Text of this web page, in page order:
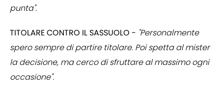
punta".
TITOLARE CONTRO IL SASSUOLO - "Personalmente
spero sempre di partire titolare. Poi spetta al mister
la decisione, ma cerco di sfruttare al massimo ogni
occasione".